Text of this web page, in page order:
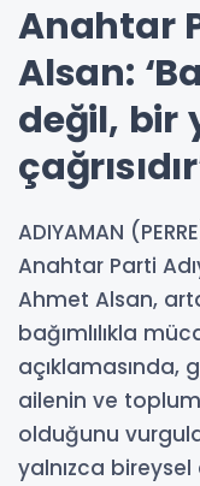
Anahtar
Alsan:
değil, bir
ADIYAMAN
Anahtar Parti
Ahmet Alsan,
bağımlılıkla
açıklamasında,
ailenin ve
olduğunu
yalnızca